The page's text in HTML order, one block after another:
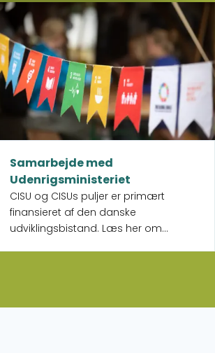
Samarbejde med
Udenrigsministeriet
CISU og CISUs puljer er primært
finansieret af den danske
udviklingsbistand. Læs her om
mere om Samarbejde med